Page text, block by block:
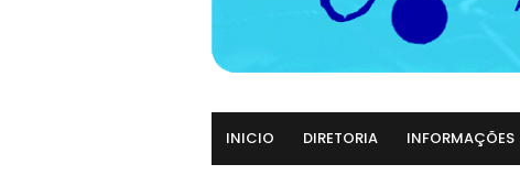
INICIO DIRETORIA INFORMAÇÕES